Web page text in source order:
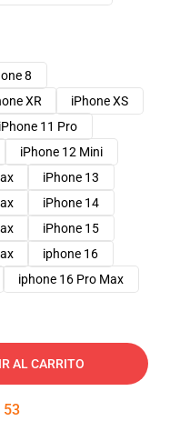
8
XR
iPhone XS
iPhone 11 Pro
iPhone 12 Mini
iPhone 13
iPhone 14
iPhone 15
iphone 16
iphone 16 Pro Max
AL CARRITO
53